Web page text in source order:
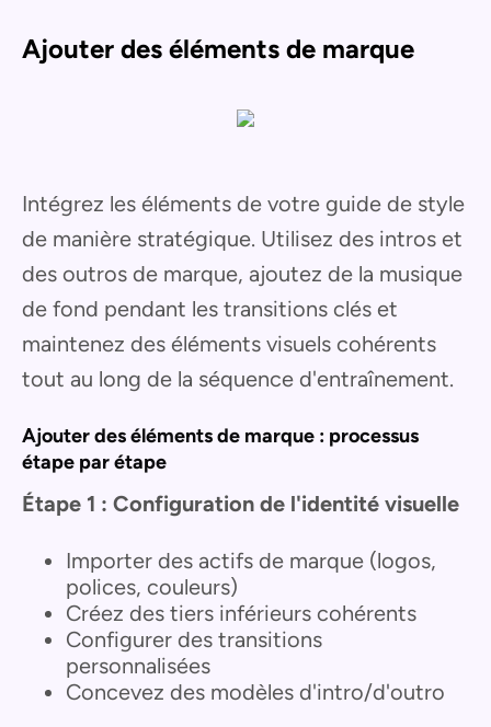
Ajouter des éléments de marque
Intégrez les éléments de votre guide de style
de manière stratégique. Utilisez des intros et
des outros de marque, ajoutez de la musique
de fond pendant les transitions clés et
maintenez des éléments visuels cohérents
tout au long de la séquence d'entraînement.
Ajouter des éléments de marque : processus
étape par étape
Étape 1 : Configuration de l'identité visuelle
Importer des actifs de marque (logos,
polices, couleurs)
Créez des tiers inférieurs cohérents
Configurer des transitions
personnalisées
Concevez des modèles d'intro/d'outro